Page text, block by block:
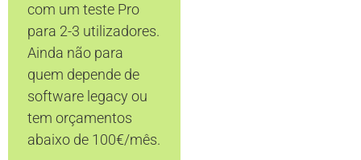
com um teste Pro
para 2-3 utilizadores.
Ainda não para
quem depende de
software legacy ou
tem orçamentos
abaixo de 100€/mês.